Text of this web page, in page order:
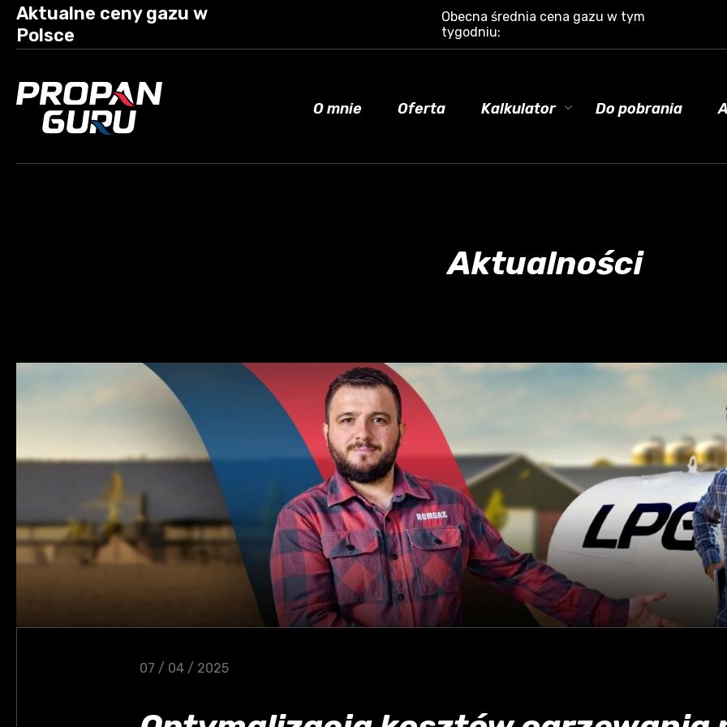
Aktualne ceny gazu w
Polsce
Obecna średnia cena gazu w tym
tygodniu:
O mnie Oferta Kalkulator Do pobrania
Aktualności
07 / 04 / 2025